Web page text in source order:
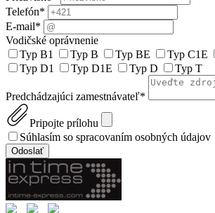
Telefón*
E-mail*
Vodičské oprávnenie
Typ B1
Typ B Typ BE Typ C1E
Typ D1
Typ D1E Typ D Typ T
Predchádzajúci zamestnávateľ*
Pripojte prílohu
Súhlasím so spracovaním osobných údajov
Odoslať